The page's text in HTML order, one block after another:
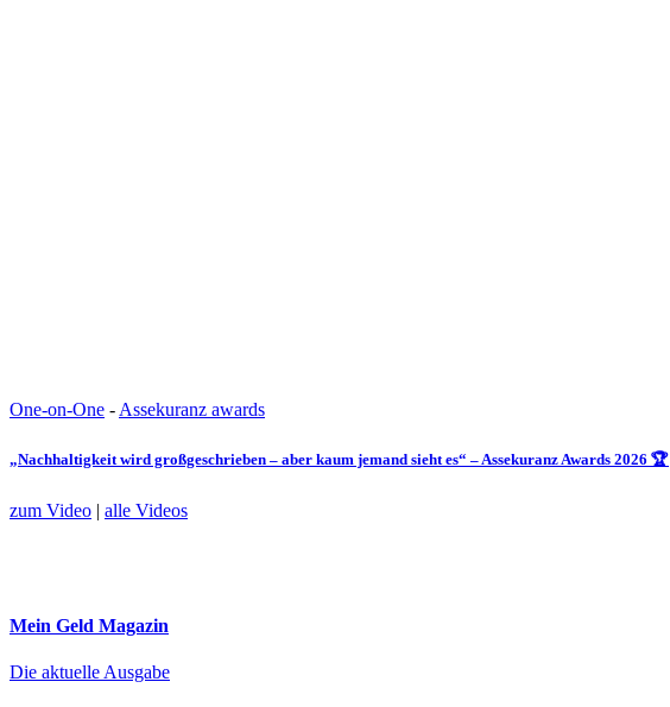
One-on-One - Assekuranz awards
„Nachhaltigkeit wird großgeschrieben – aber kaum jemand sieht es“ – Assekuranz Awards 2026 🏆
zum Video | alle Videos
Mein Geld Magazin
Die aktuelle Ausgabe